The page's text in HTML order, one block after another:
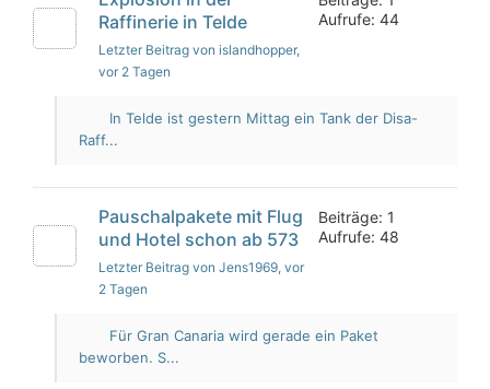
Raffinerie in Telde
Letzter Beitrag von islandhopper,
vor 2 Tagen
Aufrufe: 44
In Telde ist gestern Mittag ein Tank der Disa-
Raff...
Pauschalpakete mit Flug
und Hotel schon ab 573
Letzter Beitrag von Jens1969, vor
2 Tagen
Beiträge: 1
Aufrufe: 48
Für Gran Canaria wird gerade ein Paket
beworben. S...